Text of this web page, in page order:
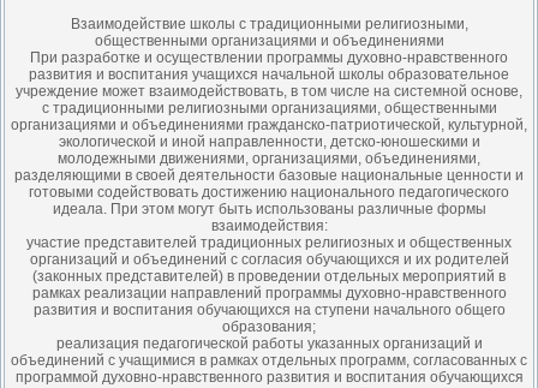
Взаимодействие школы с традиционными религиозными,
общественными организациями и объединениями
При разработке и осуществлении программы духовно-нравственного
развития и воспитания учащихся начальной школы образовательное
учреждение может взаимодействовать, в том числе на системной основе,
с традиционными религиозными организациями, общественными
организациями и объединениями гражданско-патриотической, культурной,
экологической и иной направленности, детско-юношескими и
молодежными движениями, организациями, объединениями,
разделяющими в своей деятельности базовые национальные ценности и
готовыми содействовать достижению национального педагогического
идеала. При этом могут быть использованы различные формы
взаимодействия:
участие представителей традиционных религиозных и общественных
организаций и объединений с согласия обучающихся и их родителей
(законных представителей) в проведении отдельных мероприятий в
рамках реализации направлений программы духовно-нравственного
развития и воспитания обучающихся на ступени начального общего
образования;
реализация педагогической работы указанных организаций и
объединений с учащимися в рамках отдельных программ, согласованных с
программой духовно-нравственного развития и воспитания обучающихся